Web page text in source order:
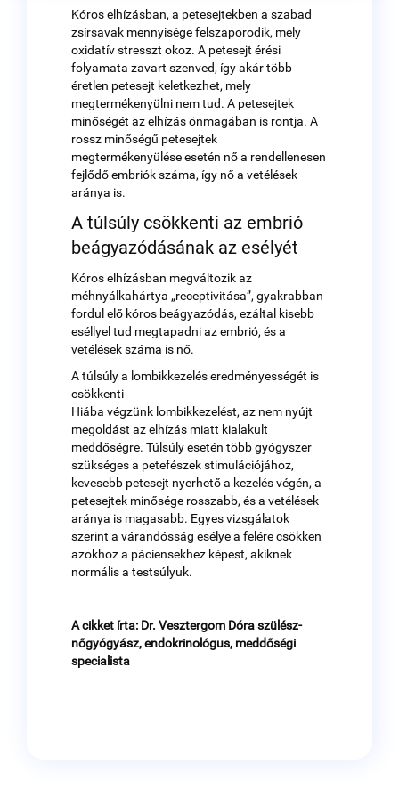
Kóros elhízásban, a petesejtekben a szabad
zsírsavak mennyisége felszaporodik, mely
oxidatív stresszt okoz. A petesejt érési
folyamata zavart szenved, így akár több
éretlen petesejt keletkezhet, mely
megtermékenyülni nem tud. A petesejtek
minőségét az elhízás önmagában is rontja. A
rossz minőségű petesejtek
megtermékenyülése esetén nő a rendellenesen
fejlődő embriók száma, így nő a vetélések
aránya is.
A túlsúly csökkenti az embrió
beágyazódásának az esélyét
Kóros elhízásban megváltozik az
méhnyálkahártya „receptivitása”, gyakrabban
fordul elő kóros beágyazódás, ezáltal kisebb
eséllyel tud megtapadni az embrió, és a
vetélések száma is nő.
A túlsúly a lombikkezelés eredményességét is
csökkenti
Hiába végzünk lombikkezelést, az nem nyújt
megoldást az elhízás miatt kialakult
meddőségre. Túlsúly esetén több gyógyszer
szükséges a petefészek stimulációjához,
kevesebb petesejt nyerhető a kezelés végén, a
petesejtek minősége rosszabb, és a vetélések
aránya is magasabb. Egyes vizsgálatok
szerint a várandósság esélye a felére csökken
azokhoz a páciensekhez képest, akiknek
normális a testsúlyuk.
A cikket írta: Dr. Vesztergom Dóraszülész-
nőgyógyász, endokrinológus, meddőségi
specialista